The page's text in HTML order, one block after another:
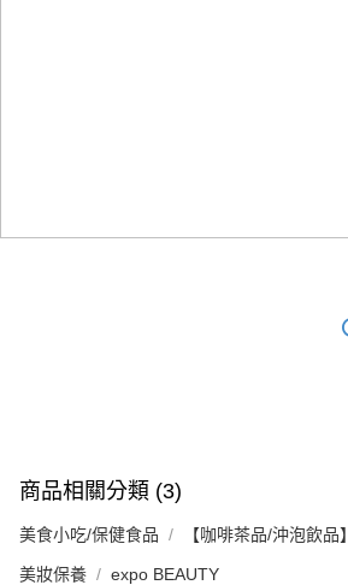
商品相關分類 (3)
美食小吃/保健食品 【咖啡茶品/沖泡飲品】
美妝保養 expo BEAUTY